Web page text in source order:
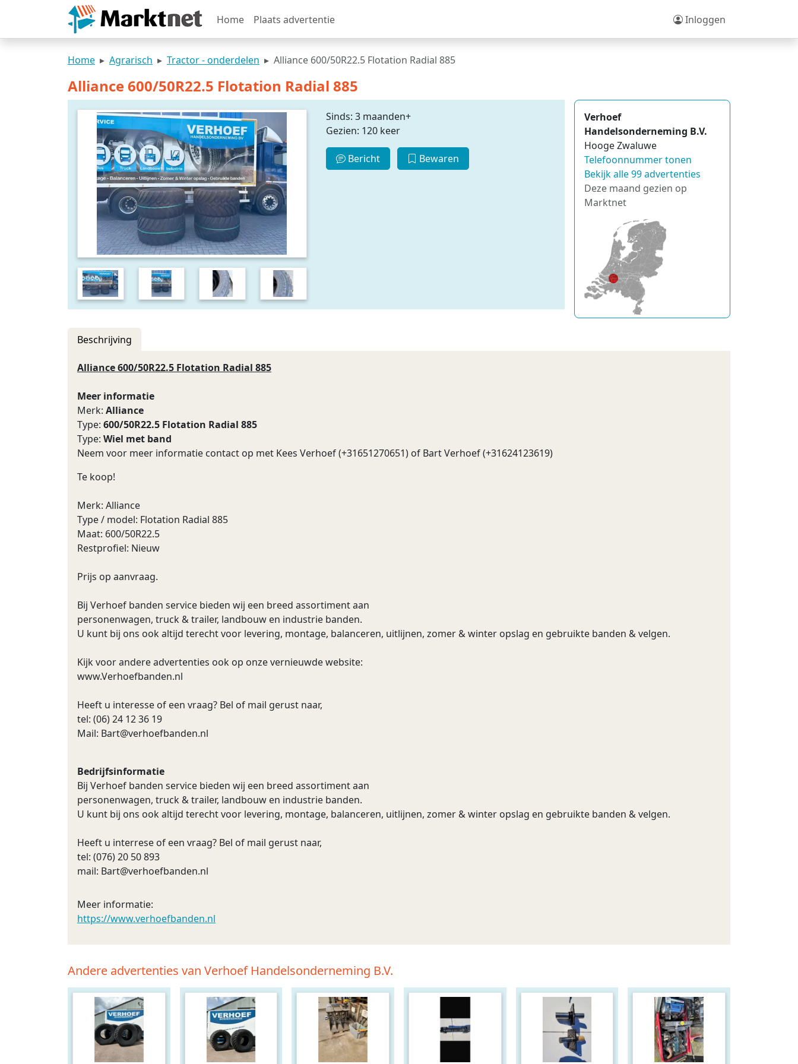
Home Plaats advertentie Inloggen
Home Agrarisch Tractor - onderdelen Alliance 600/50R22.5 Flotation Radial 885
Alliance 600/50R22.5 Flotation Radial 885
Sinds: 3 maanden+
Gezien: 120 keer
Bericht Bewaren
Verhoef
Handelsonderneming B.V.
Hooge Zwaluwe
Telefoonnummer tonen
Bekijk alle 99 advertenties
Deze maand gezien op
Marktnet
Beschrijving
Alliance 600/50R22.5 Flotation Radial 885
Meer informatie
Merk: Alliance
Type: 600/50R22.5 Flotation Radial 885
Type: Wiel met band
Neem voor meer informatie contact op met Kees Verhoef (+31651270651) of Bart Verhoef (+31624123619)
Te koop!
Merk: Alliance
Type / model: Flotation Radial 885
Maat: 600/50R22.5
Restprofiel: Nieuw
Prijs op aanvraag.
Bij Verhoef banden service bieden wij een breed assortiment aan
personenwagen, truck & trailer, landbouw en industrie banden.
U kunt bij ons ook altijd terecht voor levering, montage, balanceren, uitlijnen, zomer & winter opslag en gebruikte banden & velgen.
Kijk voor andere advertenties ook op onze vernieuwde website:
www.Verhoefbanden.nl
Heeft u interesse of een vraag? Bel of mail gerust naar,
tel: (06) 24 12 36 19
Mail: Bart@verhoefbanden.nl
Bedrijfsinformatie
Bij Verhoef banden service bieden wij een breed assortiment aan
personenwagen, truck & trailer, landbouw en industrie banden.
U kunt bij ons ook altijd terecht voor levering, montage, balanceren, uitlijnen, zomer & winter opslag en gebruikte banden & velgen.
Heeft u interrese of een vraag? Bel of mail gerust naar,
tel: (076) 20 50 893
mail: Bart@verhoefbanden.nl
Meer informatie:
https://www.verhoefbanden.nl
Andere advertenties van Verhoef Handelsonderneming B.V.